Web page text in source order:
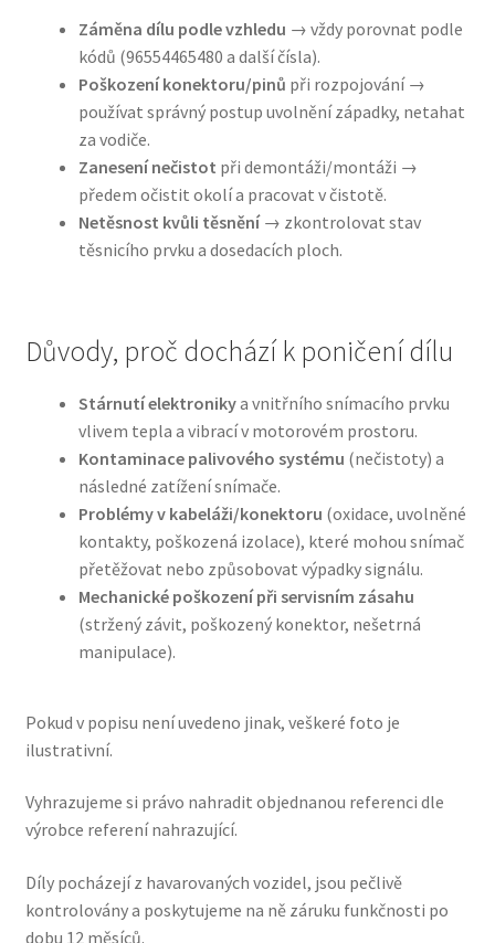
Záměna dílu podle vzhledu → vždy porovnat podle
kódů (96554465480 a další čísla).
Poškození konektoru/pinů při rozpojování →
používat správný postup uvolnění západky, netahat
za vodiče.
Zanesení nečistot při demontáži/montáži →
předem očistit okolí a pracovat v čistotě.
Netěsnost kvůli těsnění→ zkontrolovat stav
těsnicího prvku a dosedacích ploch.
Důvody, proč dochází k poničení dílu
Stárnutí elektronikya vnitřního snímacího prvku
vlivem tepla a vibrací v motorovém prostoru.
Kontaminace palivového systému (nečistoty) a
následné zatížení snímače.
Problémy v kabeláži/konektoru (oxidace, uvolněné
kontakty, poškozená izolace), které mohou snímač
přetěžovat nebo způsobovat výpadky signálu.
Mechanické poškození při servisním zásahu
(stržený závit, poškozený konektor, nešetrná
manipulace).
Pokud v popisu není uvedeno jinak, veškeré foto je
ilustrativní.
Vyhrazujeme si právo nahradit objednanou referenci dle
výrobce referení nahrazující.
Díly pocházejí z havarovaných vozidel, jsou pečlivě
kontrolovány a poskytujeme na ně záruku funkčnosti po
dobu 12 měsíců.